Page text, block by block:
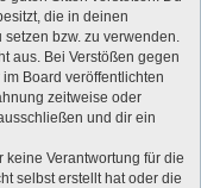
die in deinen
bzw. zu verwenden.
aus. Bei Verstößen gegen
Board veröffentlichten
zeitweise oder
und dir ein
keine Verantwortung für die
selbst erstellt hat oder die